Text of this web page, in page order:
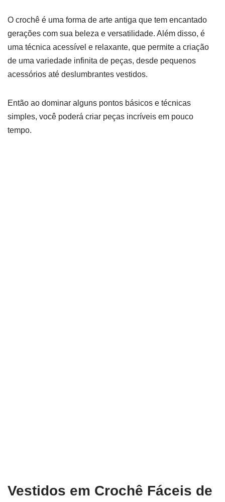
O crochê é uma forma de arte antiga que tem encantado
gerações com sua beleza e versatilidade. Além disso, é
uma técnica acessível e relaxante, que permite a criação
de uma variedade infinita de peças, desde pequenos
acessórios até deslumbrantes vestidos.
Então ao dominar alguns pontos básicos e técnicas
simples, você poderá criar peças incríveis em pouco
tempo.
Vestidos em Crochê Fáceis de